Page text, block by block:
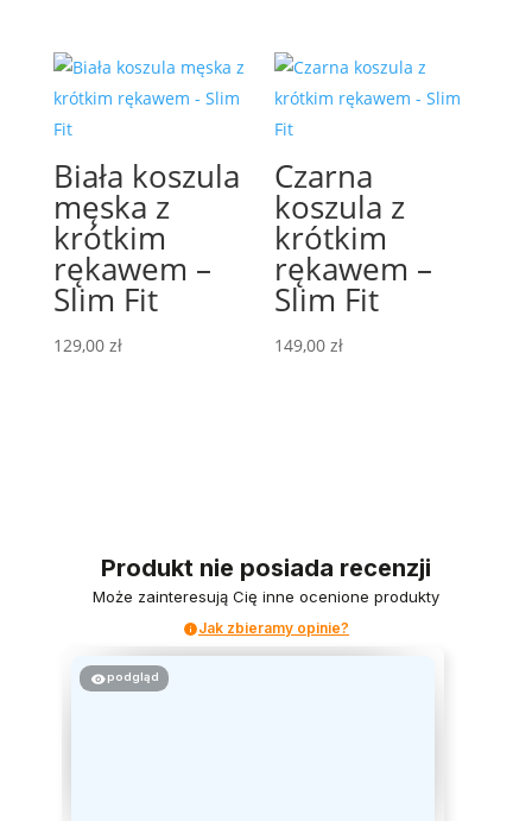
129,00 zł.99,00 zł.
Biała koszula
męska z
krótkim
rękawem –
Slim Fit
129,00 zł
Czarna
koszula z
krótkim
rękawem –
Slim Fit
149,00zł
Produkt nie posiada recenzji
Może zainteresują Cię inne ocenione produkty
Jak zbieramy opinie?
podgląd